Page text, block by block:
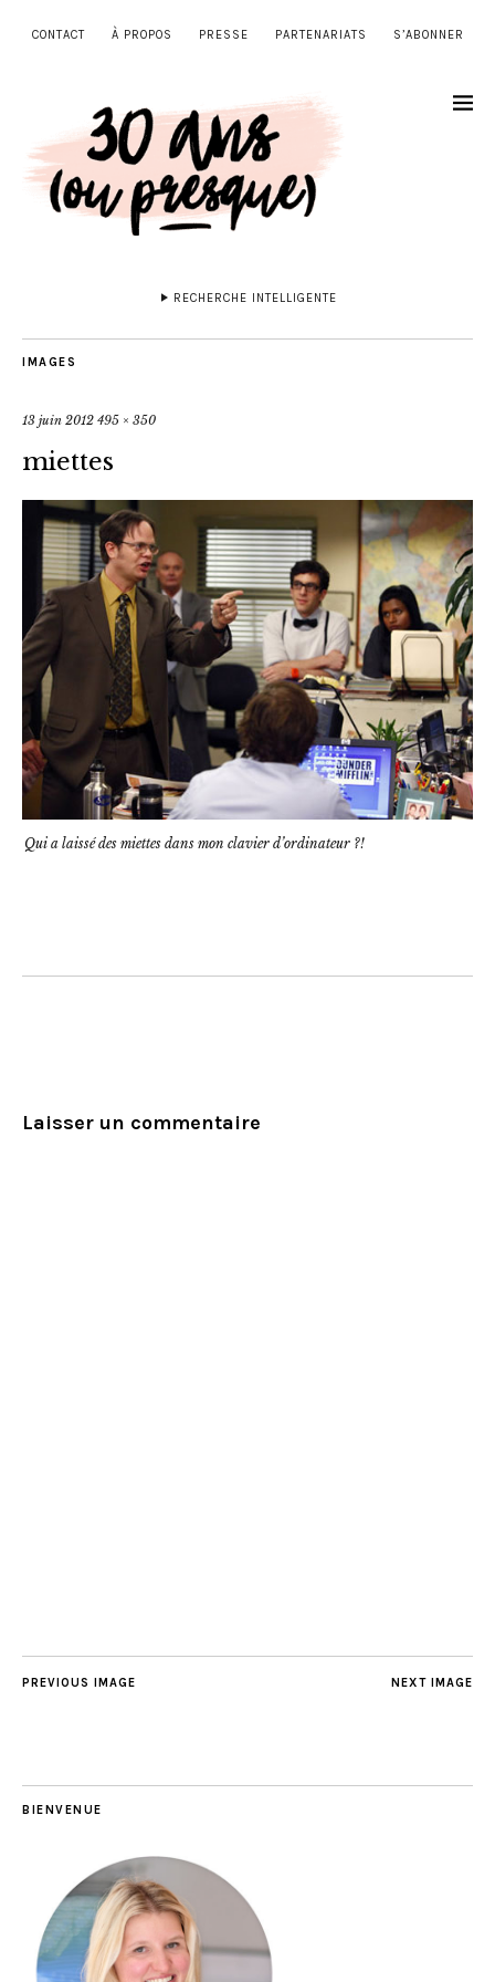
CONTACT À PROPOS PRESSE PARTENARIATS S’ABONNER
RECHERCHE INTELLIGENTE
IMAGES
13 juin 2012 495 × 350
miettes
Qui a laissé des miettes dans mon clavier d’ordinateur ?!
Laisser un commentaire
NEXT IMAGE
PREVIOUS IMAGE
BIENVENUE